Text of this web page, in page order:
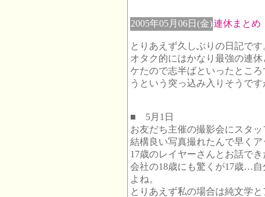
2005年05月06日(金)連休まとめ
とりあえず久しぶりの日記です
オタク的にはかなり最強の連
ケたので志半ばといったとこ
うという突っ込み入りそうです
■ 5月1日
お友だち主催の撮影会にスタ
結構良い写真撮れたんで早く
17歳のレイヤーさんとお話で
会社の18歳にも驚くが17歳…
よね。
とりあえず私の場合は純文学